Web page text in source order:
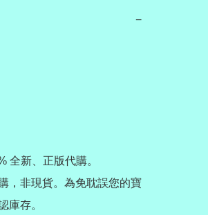
−
全新、正版代購。
，非現貨。為免耽誤您的寶
庫存。